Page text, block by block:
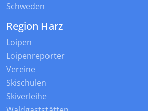
Schweden
Region Harz
Loipen
Loipenreporter
Vereine
Skischulen
Skiverleihe